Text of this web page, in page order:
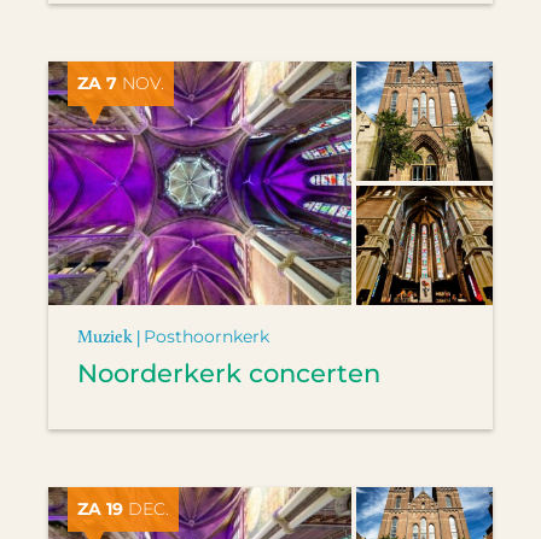
ZA 7 NOV.
Muziek | Posthoornkerk
Noorderkerk concerten
ZA 19 DEC.